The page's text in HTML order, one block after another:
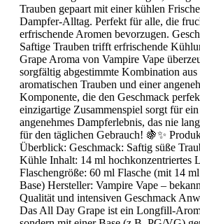
Trauben gepaart mit einer kühlen
Dampfer-Alltag. Perfekt für alle, die
erfrischende Aromen bevorzugen.
Saftige Trauben trifft erfrischende
Grape Aroma von Vampire Vape
sorgfältig abgestimmte Kombination aus
aromatischen Trauben und einer
Komponente, die den Geschmack
einzigartige Zusammenspiel sorgt für
angenehmes Dampferlebnis, das nie
für den täglichen Gebrauch! 🍇✨
Überblick: Geschmack: Saftig süße
Kühle Inhalt: 14 ml hochkonzentriertes
Flaschengröße: 60 ml Flasche (mit 14
Base) Hersteller: Vampire Vape –
Qualität und intensiven Geschmack
Das All Day Grape ist ein Longfill-